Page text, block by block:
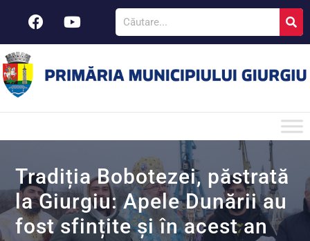
Tradiția Bobotezei, păstrată
la Giurgiu: Apele Dunării au
fost sfințite și în acest an